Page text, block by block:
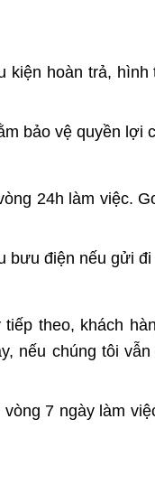
kiện hoàn trả,
bảo vệ quyền lợi
24h làm việc.
bưu điện nếu gửi đi
theo, khách
nếu chúng tôi
7 ngày làm